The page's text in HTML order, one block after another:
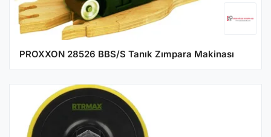
PROXXON 28526 BBS/S Tanık Zımpara Makinası